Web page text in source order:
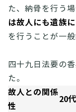
た、納骨を行う
は故人にも遺族
を行うことが一般
四十九日法要の
た。
故人との関係
性
20代